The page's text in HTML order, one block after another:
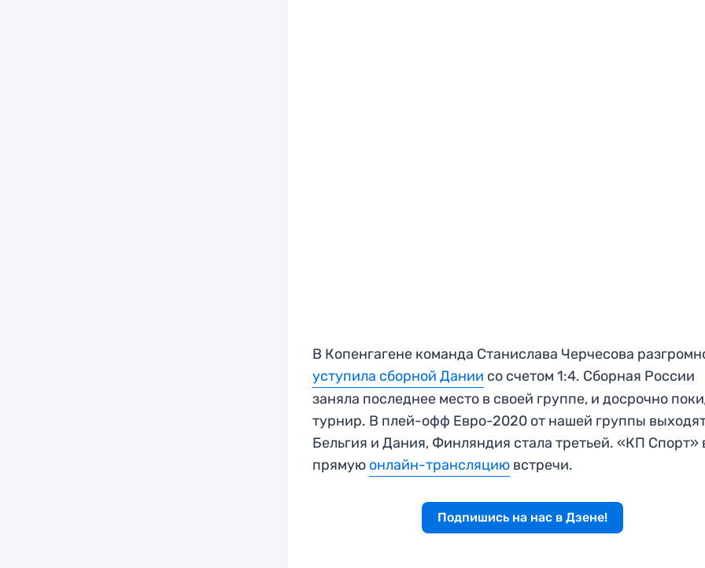
В Копенгагене команда Станислава Черчесова
уступила сборной Дании со счетом 1:4. Сборная России
заняла последнее место в своей группе, и досрочно
турнир. В плей-офф Евро-2020 от нашей группы
Бельгия и Дания, Финляндия стала третьей. «КП Спорт»
прямую онлайн-трансляцию встречи.
Подпишись на нас в Дзене!